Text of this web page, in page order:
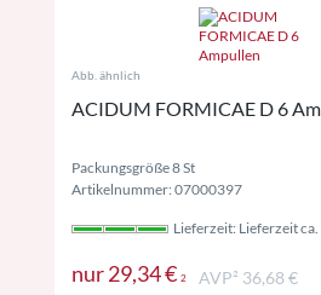
Abb. ähnlich
ACIDUM FORMICAE D 6
Packungsgröße 8 St
Artikelnummer: 07000397
Lieferzeit: Lieferzeit
nur29,34 € 2Preise inkl.
AVP² 36,68 €